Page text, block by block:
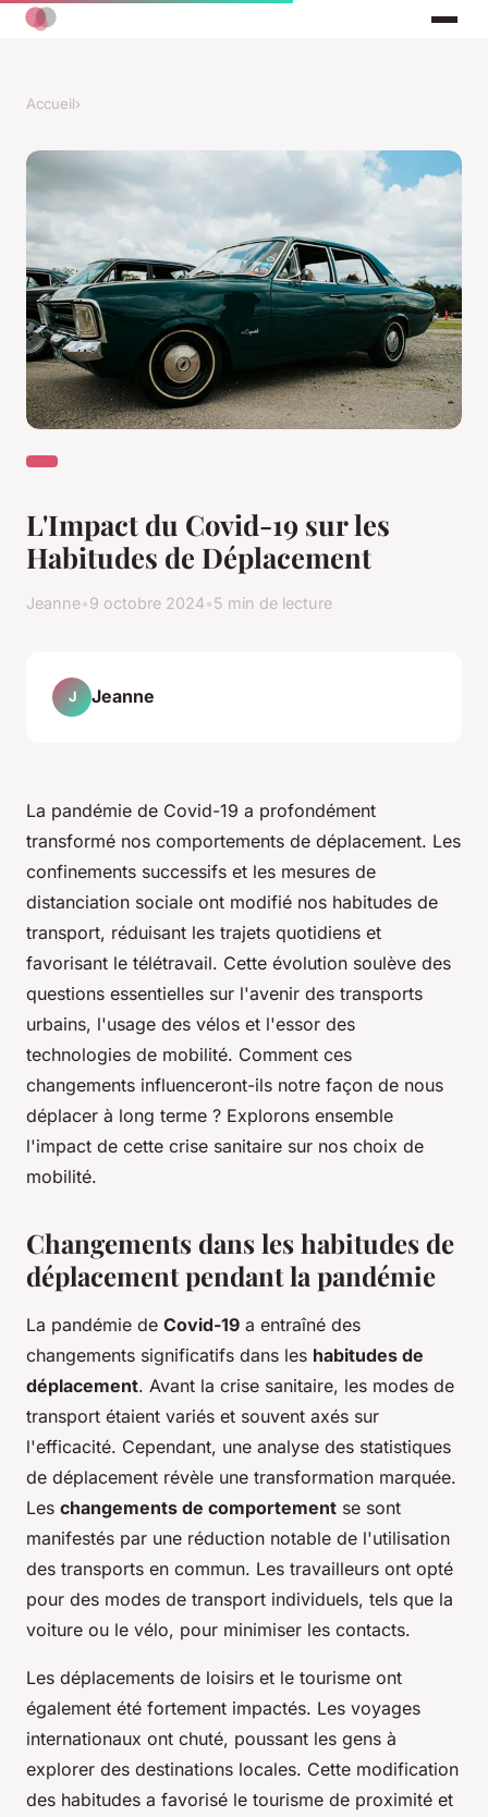
Accueil›
L'Impact du Covid-19 sur les
Habitudes de Déplacement
Jeanne•9 octobre 2024•5 min de lecture
La pandémie de Covid-19 a profondément
transformé nos comportements de déplacement. Les
confinements successifs et les mesures de
distanciation sociale ont modifié nos habitudes de
transport, réduisant les trajets quotidiens et
favorisant le télétravail. Cette évolution soulève des
questions essentielles sur l'avenir des transports
urbains, l'usage des vélos et l'essor des
technologies de mobilité. Comment ces
changements influenceront-ils notre façon de nous
déplacer à long terme ? Explorons ensemble
l'impact de cette crise sanitaire sur nos choix de
mobilité.
Changements dans les habitudes de
déplacement pendant la pandémie
La pandémie de Covid-19 a entraîné des
changements significatifs dans les habitudes de
déplacement. Avant la crise sanitaire, les modes de
transport étaient variés et souvent axés sur
l'efficacité. Cependant, une analyse des statistiques
de déplacement révèle une transformation marquée.
Les changements de comportement se sont
manifestés par une réduction notable de l'utilisation
des transports en commun. Les travailleurs ont opté
pour des modes de transport individuels, tels que la
voiture ou le vélo, pour minimiser les contacts.
Les déplacements de loisirs et le tourisme ont
également été fortement impactés. Les voyages
internationaux ont chuté, poussant les gens à
explorer des destinations locales. Cette modification
des habitudes a favorisé le tourisme de proximité et
J Jeanne